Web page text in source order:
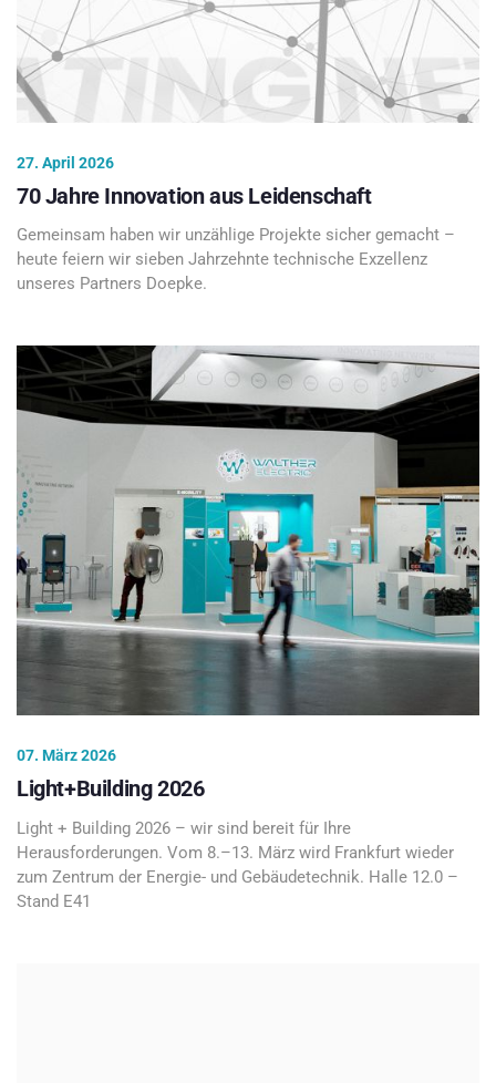
27. April 2026
70 Jahre Innovation aus Leidenschaft
Gemeinsam haben wir unzählige Projekte sicher gemacht –
heute feiern wir sieben Jahrzehnte technische Exzellenz
unseres Partners Doepke.
07. März 2026
Light+Building 2026
Light + Building 2026 – wir sind bereit für Ihre
Herausforderungen. Vom 8.–13. März wird Frankfurt wieder
zum Zentrum der Energie- und Gebäudetechnik. Halle 12.0 –
Stand E41